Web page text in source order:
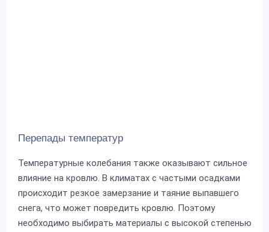
Перепады температур
Температурные колебания также оказывают сильное
влияние на кровлю. В климатах с частыми осадками
происходит резкое замерзание и таяние выпавшего
снега, что может повредить кровлю. Поэтому
необходимо выбирать материалы с высокой степенью